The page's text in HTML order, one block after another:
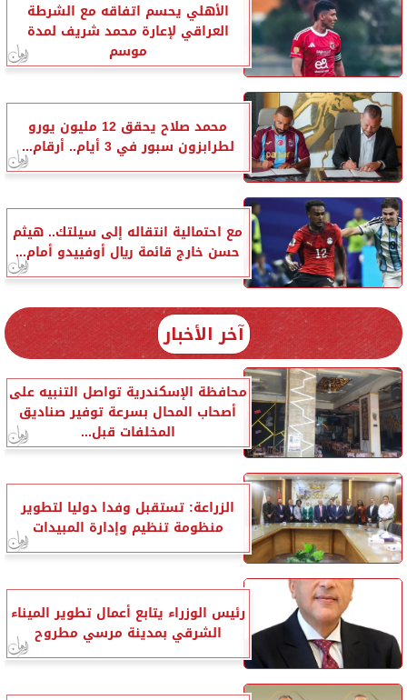
الأهلي يحسم اتفاقه مع الشرطة
العراقي لإعارة محمد شريف لمدة
موسم
محمد صلاح يحقق 12 مليون يورو
لطرابزون سبور في 3 أيام.. أرقام...
مع احتمالية انتقاله إلى سيلتك.. هيثم
حسن خارج قائمة ريال أوفييدو أمام...
آخر الأخبار
محافظة الإسكندرية تواصل التنبيه على
أصحاب المحال بسرعة توفير صناديق
المخلفات قبل...
الزراعة: تستقبل وفدا دوليا لتطوير
منظومة تنظيم وإدارة المبيدات
رئيس الوزراء يتابع أعمال تطوير الميناء
الشرقي بمدينة مرسي مطروح